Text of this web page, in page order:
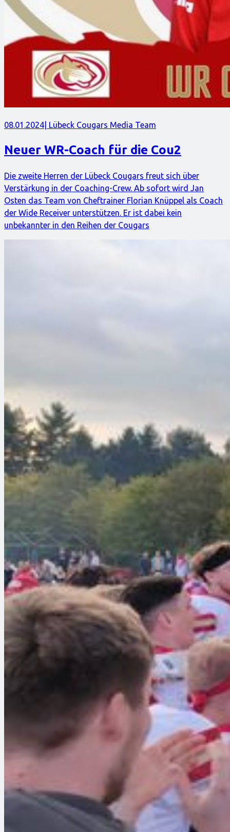
08.01.2024 | Lübeck Cougars Media Team
Neuer WR-Coach für die Cou2
Die zweite Herren der Lübeck Cougars freut sich über
Verstärkung in der Coaching-Crew. Ab sofort wird Jan
Osten das Team von Cheftrainer Florian Knüppel als Coach
der Wide Receiver unterstützen. Er ist dabei kein
unbekannter in den Reihen der Cougars